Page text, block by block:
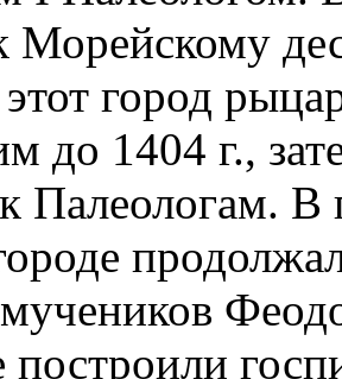
этот город
до 1404 г.,
Палеологам. В
построили